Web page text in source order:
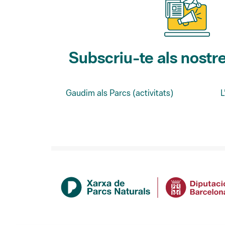
Subscriu-te als
Gaudim als Parcs (activitats)